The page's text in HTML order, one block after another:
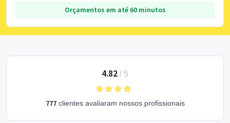
Orçamentos em até 60 minutos
4.82 / 5
777clientes avaliaram nossos profissionais